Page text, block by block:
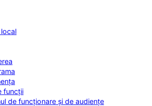
funcții
de funcționare și de audiențe